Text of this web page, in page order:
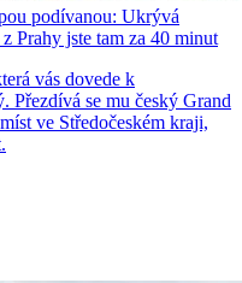
podívanou: Ukrývá
Prahy jste tam za 40 minut
vás dovede k
Přezdívá se mu český Grand
ve Středočeském kraji,